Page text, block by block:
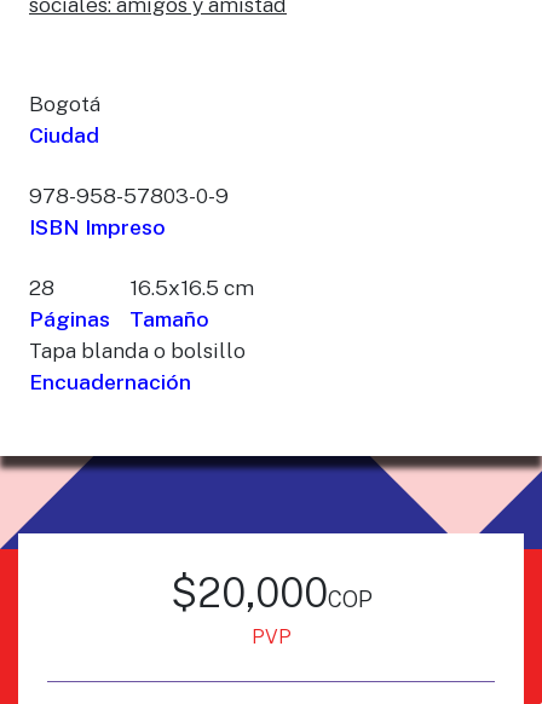
Bogotá
Ciudad
978-958-57803-0-9
ISBN Impreso
28
Páginas
16.5x16.5 cm
Tamaño
Tapa blanda o bolsillo
Encuadernación
$20,000cop
PVP